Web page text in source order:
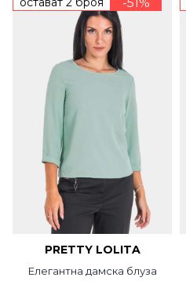
-51%
PRETTY LOLITA
Елегантна дамска блуза